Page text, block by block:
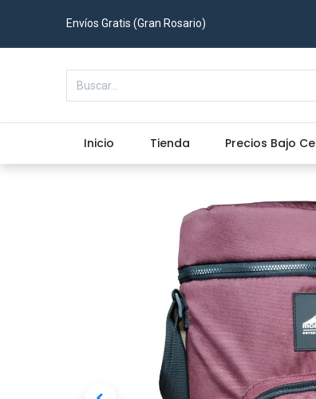
Envíos Gratis (Gran Rosario)
Inicio Tienda Precios Bajo